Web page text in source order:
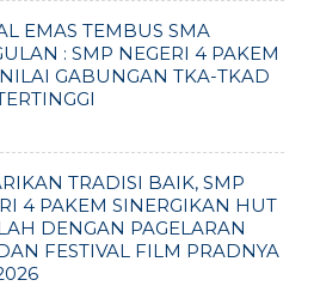
EMAS TEMBUS SMA
: SMP NEGERI 4 PAKEM
GABUNGAN TKA-TKAD
TRADISI BAIK, SMP
4 PAKEM SINERGIKAN HUT
DENGAN PAGELARAN
FESTIVAL FILM PRADNYA